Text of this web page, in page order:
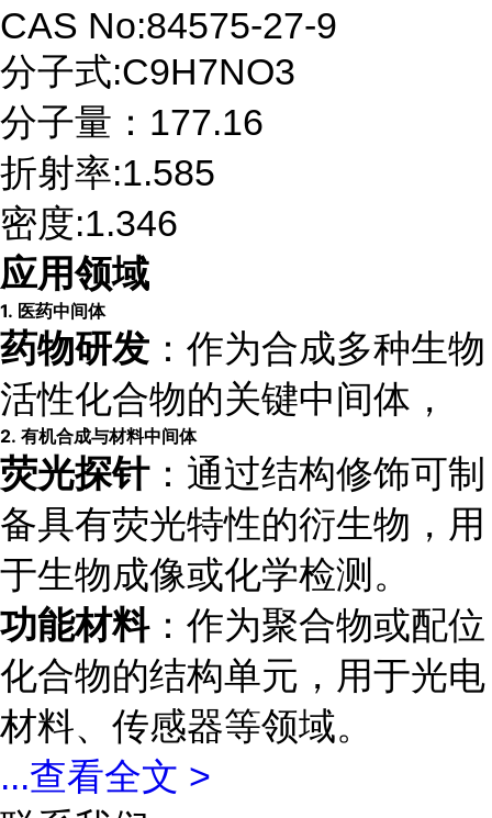
CAS No:84575-27-9
分子式:C9H7NO3
分子量：177.16
折射率:1.585
密度:1.346
应用领域
1. 医药中间体
药物研发 ：作为合成多种生物
活性化合物的关键中间体，
2. 有机合成与材料中间体
荧光探针：通过结构修饰可制
备具有荧光特性的衍生物，用
于生物成像或化学检测。
功能材料：作为聚合物或配位
化合物的结构单元，用于光电
材料、传感器等领域。
...查看全文 >